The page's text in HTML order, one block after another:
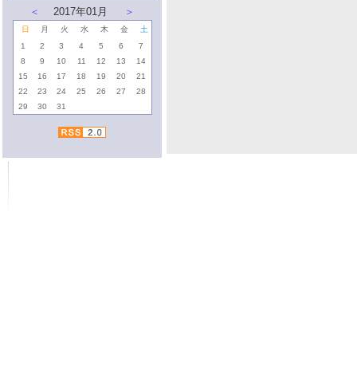
＜
2017年01月 ＞
日 月 火 水 木 金
土
1
2 3 4 5 6
7
8
9 10 11 12 13
14
15
16 17 18 19 20
21
22
23 24 25 26 27
28
29
30 31